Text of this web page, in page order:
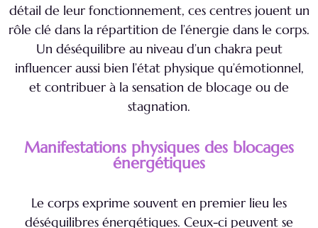
détail de leur fonctionnement, ces centres jouent un
rôle clé dans la répartition de l’énergie dans le corps.
Un déséquilibre au niveau d’un chakra peut
influencer aussi bien l’état physique qu’émotionnel,
et contribuer à la sensation de blocage ou de
stagnation.
Manifestations physiques des blocages
énergétiques
Le corps exprime souvent en premier lieu les
déséquilibres énergétiques. Ceux-ci peuvent se